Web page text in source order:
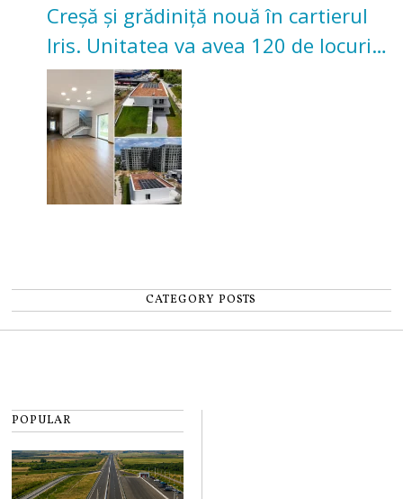
Creșă și grădiniță nouă în cartierul
Iris. Unitatea va avea 120 de locuri
pentru copii
CATEGORY POSTS
POPULAR